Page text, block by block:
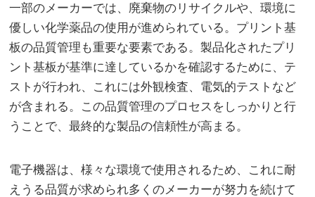
一部のメーカーでは、廃棄物のリサイクルや、環境に
優しい化学薬品の使用が進められている。プリント基
板の品質管理も重要な要素である。製品化されたプリ
ント基板が基準に達しているかを確認するために、テ
ストが行われ、これには外観検査、電気的テストなど
が含まれる。この品質管理のプロセスをしっかりと行
うことで、最終的な製品の信頼性が高まる。
電子機器は、様々な環境で使用されるため、これに耐
えうる品質が求められ多くのメーカーが努力を続けて